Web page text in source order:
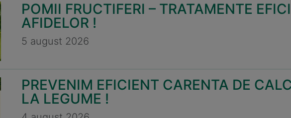
POMII FRUCTIFERI – TRATAMENTE
AFIDELOR !
5 august 2026
PREVENIM EFICIENT CARENTA DE
LA LEGUME !